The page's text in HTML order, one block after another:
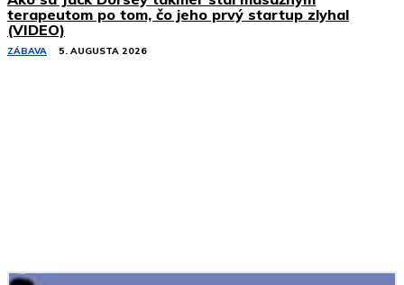
terapeutom po tom, čo jeho prvý startup zlyhal
(VIDEO)
ZÁBAVA 5. AUGUSTA 2026